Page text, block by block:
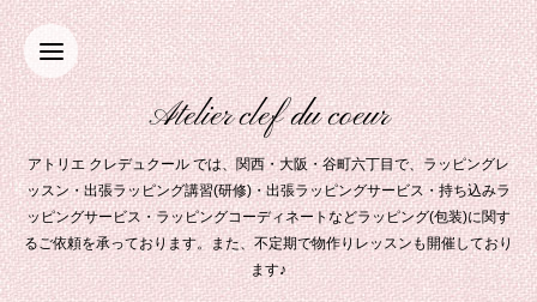
Atelier clef du coeur
アトリエ クレデュクール では、関西・大阪・谷町六丁目で、ラッピングレ
ッスン・出張ラッピング講習(研修)・出張ラッピングサービス・持ち込みラ
ッピングサービス・ラッピングコーディネートなどラッピング(包装)に関す
るご依頼を承っております。また、不定期で物作りレッスンも開催しており
ます♪